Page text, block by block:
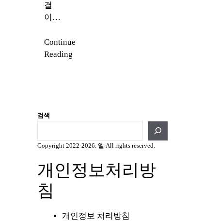
결
이…
Continue
Reading
검색
Copyright 2022-2026. 엘 All rights reserved.
개인정보처리방
침
개인정보 처리방침